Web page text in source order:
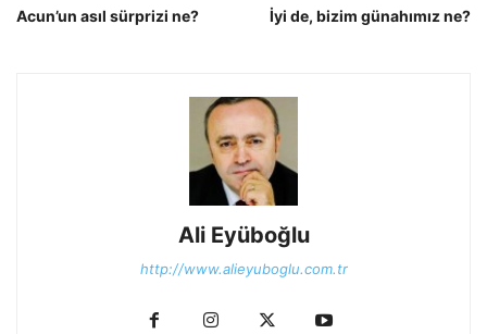
Acun’un asıl sürprizi ne? İyi de, bizim günahımız ne?
Ali Eyüboğlu
http://www.alieyuboglu.com.tr